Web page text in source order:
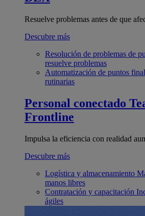
Resuelve problemas antes de que
Descubre más
Resolución de problemas de
resuelve problemas
Automatización de puntos
rutinarias
Personal conectado
Frontline
Impulsa la eficiencia con realidad
Descubre más
Logística y almacenamiento
manos libres
Contratación y capacitación
ágiles